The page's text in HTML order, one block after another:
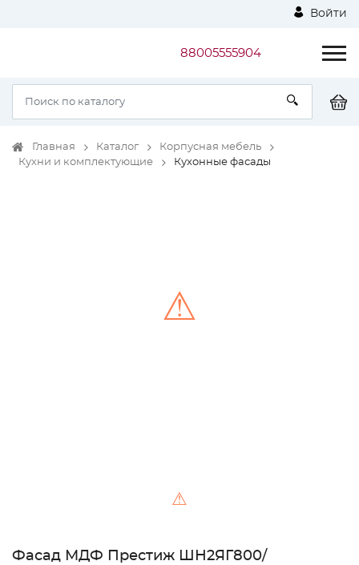
Войти
88005555904
Главная Каталог
Корпусная мебель
Кухни и комплектующие
Кухонные фасады
⚠
⚠
Фасад МДФ Престиж ШН2ЯГ800/